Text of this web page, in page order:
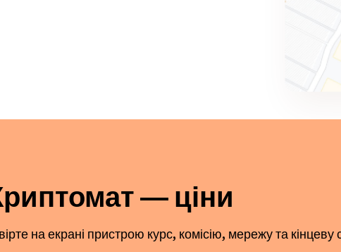
— ціни
на екрані пристрою курс, комісію, мережу та